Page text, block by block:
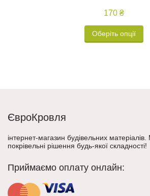
170 ₴
Оберіть опції
ЄвроКровля
інтернет-магазин будівельних
покрівельні рішення будь-якої складності!
Приймаємо оплату онлайн: